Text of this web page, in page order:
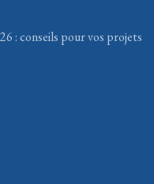
: conseils pour vos projets